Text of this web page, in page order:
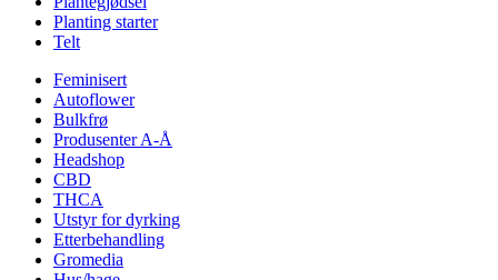
Planting starter
Telt
Feminisert
Autoflower
Bulkfrø
Produsenter A-Å
Headshop
CBD
THCA
Utstyr for dyrking
Etterbehandling
Gromedia